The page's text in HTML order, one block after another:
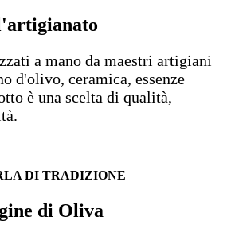
a mano da maestri artigiani
d'olivo, ceramica, essenze
è una scelta di qualità,
DI TRADIZIONE
di Oliva